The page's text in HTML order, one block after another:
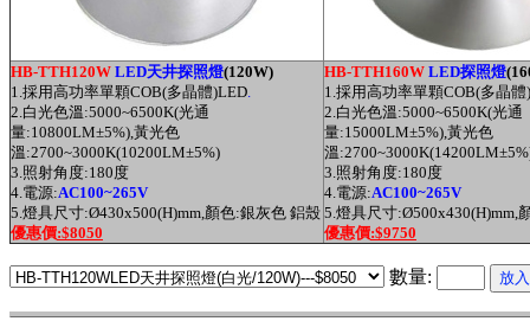
HB-TTH120W LED天井探照燈(120W)
1.採用高功率單顆COB(多晶體)LED.
2.白光色溫:5000~6500K(光通
量:10800LM±5%),黃光色
溫:2700~3000K(10200LM±5%)
3.照射角度:180度
4.電源:AC100~265V
5.燈具尺寸:Ø430x500(H)mm,顏色:銀灰色 鋁殼
優惠價:$8050
HB-TTH160W LED探照燈
1.採用高功率單顆COB(多晶體
2.白光色溫:5000~6500K(光通
量:15000LM±5%),黃光色
溫:2700~3000K
3.照射角度:180度
4.電源:AC100~265V
5.燈具尺寸:Ø500x430(H)mm,
優惠價:$9750
數量: